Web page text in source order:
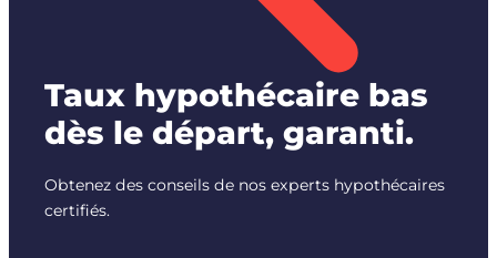
Taux hypothécaire bas
dès le départ, garanti.
Obtenez des conseils de nos experts hypothécaires
certifiés.